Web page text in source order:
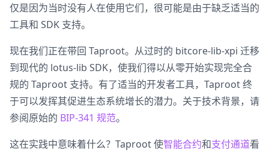
仅是因为当时没有人在使用它们，很可能是由于缺乏适当的
工具和 SDK 支持。
现在我们正在带回 Taproot。从过时的 bitcore-lib-xpi 迁移
到现代的 lotus-lib SDK，使我们得以从零开始实现完全合
规的 Taproot 支持。有了适当的开发者工具，Taproot 终
于可以发挥其促进生态系统增长的潜力。关于技术背景，请
参阅原始的 BIP-341 规范。
这在实践中意味着什么？Taproot 使智能合约和支付通道看